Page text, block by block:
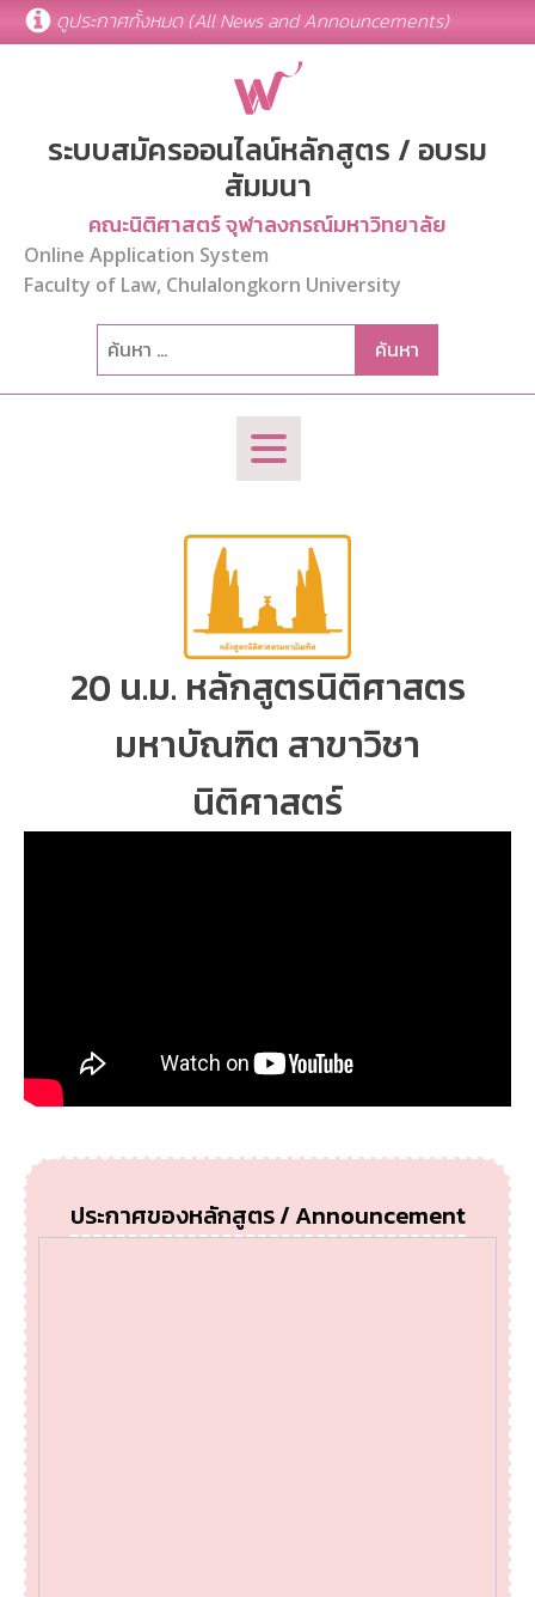
ดูประกาศทั้งหมด (All News and Announcements)
ระบบสมัครออนไลน์หลักสูตร / อบรม
สัมมนา
คณะนิติศาสตร์ จุฬาลงกรณ์มหาวิทยาลัย
Online Application System
Faculty of Law, Chulalongkorn University
ค้นหา
สำหรับ:
20 น.ม. หลักสูตรนิติศาสตร
มหาบัณฑิต สาขาวิชา
นิติศาสตร์
ประกาศของหลักสูตร / Announcement